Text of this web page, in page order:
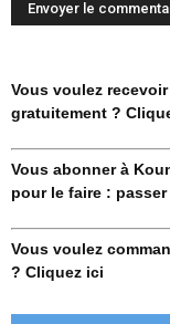
Vous voulez
gratuitement ?
Vous abonner à
pour le faire :
Vous voulez
? Cliquez ici